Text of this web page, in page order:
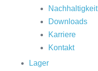
Nachhaltigkeit
Downloads
Karriere
Kontakt
Lager